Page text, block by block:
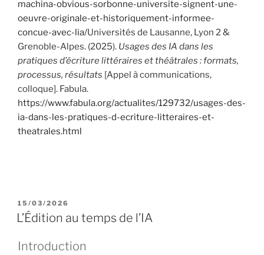
machina-obvious-sorbonne-universite-signent-une-
oeuvre-originale-et-historiquement-informee-
concue-avec-lia/Universités de Lausanne, Lyon 2 &
Grenoble-Alpes. (2025). Usages des IA dans les
pratiques d’écriture littéraires et théâtrales : formats,
processus, résultats [Appel à communications,
colloque]. Fabula.
https://www.fabula.org/actualites/129732/usages-des-
ia-dans-les-pratiques-d-ecriture-litteraires-et-
theatrales.html
P
U
B
I
15/03/2026
L’Édition au temps de l’IA
Introduction